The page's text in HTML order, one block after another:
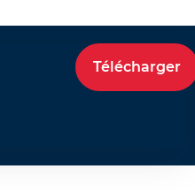
Télécharger